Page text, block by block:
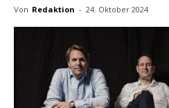
Von Redaktion - 24. Oktober 2024